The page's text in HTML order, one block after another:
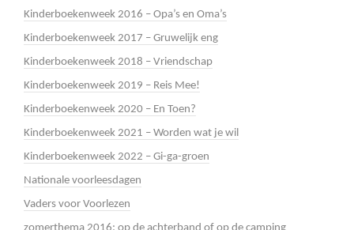
Kinderboekenweek 2016 – Opa’s en Oma’s
Kinderboekenweek 2017 – Gruwelijk eng
Kinderboekenweek 2018 – Vriendschap
Kinderboekenweek 2019 – Reis Mee!
Kinderboekenweek 2020 – En Toen?
Kinderboekenweek 2021 – Worden wat je wil
Kinderboekenweek 2022 – Gi-ga-groen
Nationale voorleesdagen
Vaders voor Voorlezen